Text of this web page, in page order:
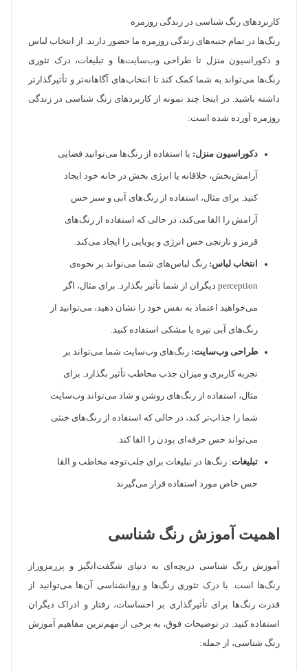
کاربردهای رنگ شناسی در زندگی روزمره
رنگ‌ها در تمام جنبه‌های زندگی روزمره ما حضور دارند. از انتخاب لباس
و دکوراسیون منزل تا طراحی وب‌سایت‌ها و تبلیغات، درک تئوری
رنگ‌ها می‌تواند به شما کمک کند تا انتخاب‌های آگاهانه‌تر و تأثیرگذارتر
داشته باشید. در اینجا چند نمونه از کاربردهای رنگ شناسی در زندگی
روزمره آورده شده است:
دکوراسیون منزل: با استفاده از رنگ‌ها می‌توانید فضایی
آرامش‌بخش، خلاقانه یا انرژی بخش در خانه خود ایجاد
کنید. برای مثال، استفاده از رنگ‌های آبی و سبز حس
آرامش را القا می‌کند، در حالی که استفاده از رنگ‌های
قرمز و نارنجی حس انرژی و پویایی را ایجاد می‌کند.
انتخاب لباس: رنگ لباس‌های شما می‌تواند بر نحوه‌ی
perception دیگران از شما تأثیر بگذارد. برای مثال، اگر
می‌خواهید اعتماد به نفس خود را نشان دهید، می‌توانید از
رنگ‌های آبی تیره یا مشکی استفاده کنید.
طراحی وب‌سایت: رنگ‌های وب‌سایت شما می‌تواند بر
تجربه کاربری و میزان جذب مخاطب تأثیر بگذارد. برای
مثال، استفاده از رنگ‌های روشن و شاد می‌تواند وب‌سایت
شما را جذاب‌تر کند، در حالی که استفاده از رنگ‌های خنثی
می‌تواند حس حرفه‌ای بودن را القا کند.
تبلیغات: رنگ‌ها در تبلیغات برای جلب‌توجه مخاطب و القا
حس خاص مورد استفاده قرار می‌گیرند.
اهمیت آموزش رنگ شناسی
آموزش رنگ شناسی دریچه‌ای به دنیای شگفت‌انگیز و پررمزوراز
رنگ‌ها است. با درک تئوری رنگ‌ها و روانشناسی آن‌ها می‌توانید از
قدرت رنگ‌ها برای تأثیرگذاری بر احساسات، رفتار و ادراک دیگران
استفاده کنید. در توضیحات فوق، به برخی از مهم‌ترین مفاهیم آموزش
رنگ شناسی، از جمله: